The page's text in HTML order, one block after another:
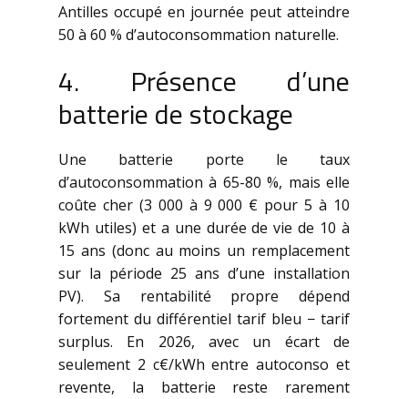
Antilles occupé en journée peut atteindre
50 à 60 % d’autoconsommation naturelle.
4. Présence d’une
batterie de stockage
Une batterie porte le taux
d’autoconsommation à 65-80 %, mais elle
coûte cher (3 000 à 9 000 € pour 5 à 10
kWh utiles) et a une durée de vie de 10 à
15 ans (donc au moins un remplacement
sur la période 25 ans d’une installation
PV). Sa rentabilité propre dépend
fortement du différentiel tarif bleu − tarif
surplus. En 2026, avec un écart de
seulement 2 c€/kWh entre autoconso et
revente, la batterie reste rarement